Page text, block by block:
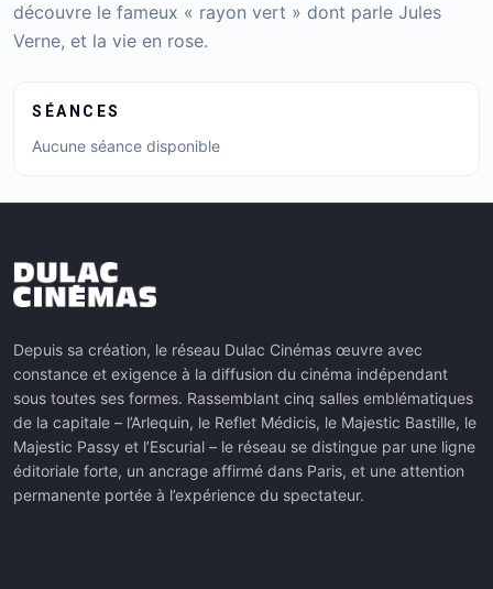
SÉANCES
Aucune séance disponible
découvre le fameux « rayon vert » dont parle Jules
Verne, et la vie en rose.
Depuis sa création, le réseau Dulac Cinémas œuvre avec
constance et exigence à la diffusion du cinéma indépendant
sous toutes ses formes. Rassemblant cinq salles emblématiques
de la capitale – l’Arlequin, le Reflet Médicis, le Majestic Bastille, le
Majestic Passy et l’Escurial – le réseau se distingue par une ligne
éditoriale forte, un ancrage affirmé dans Paris, et une attention
permanente portée à l’expérience du spectateur.